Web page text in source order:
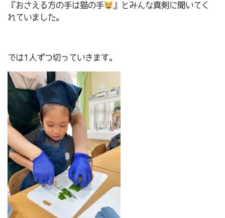
『おさえる方の手は猫の手
』とみんな真剣に聞いてく
れていました。
では1人ずつ切っていきます。